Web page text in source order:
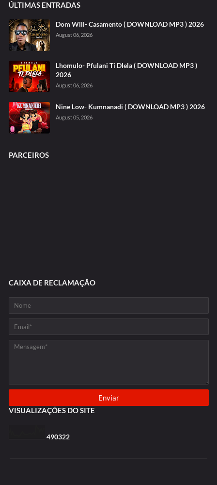
ÚLTIMAS ENTRADAS
Dom Will- Casamento ( DOWNLOAD MP3 ) 2026
August 06, 2026
Lhomulo- Pfulani Ti Dlela ( DOWNLOAD MP3 )
2026
August 06, 2026
Nine Low- Kumnanadi ( DOWNLOAD MP3 ) 2026
August 05, 2026
PARCEIROS
CAIXA DE RECLAMAÇÃO
VISUALIZAÇÕES DO SITE
490322